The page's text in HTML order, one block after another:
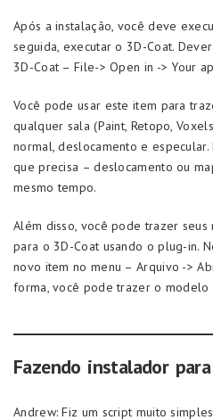
Após a instalação, você deve
seguida, executar o 3D-Coat.
3D-Coat – File-> Open in -> Your
Você pode usar este item para
qualquer sala (Paint, Retopo,
normal, deslocamento e
que precisa – deslocamento ou
mesmo tempo.
Além disso, você pode trazer
para o 3D-Coat usando o plug-in.
novo item no menu – Arquivo ->
forma, você pode trazer o
Fazendo instalador
Andrew: Fiz um script muito